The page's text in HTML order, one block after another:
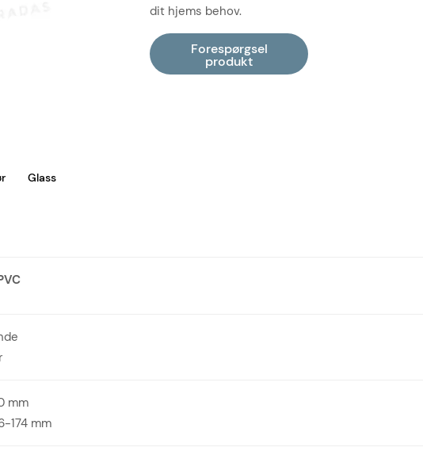
dit hjems behov.
Glass
mm
174 mm